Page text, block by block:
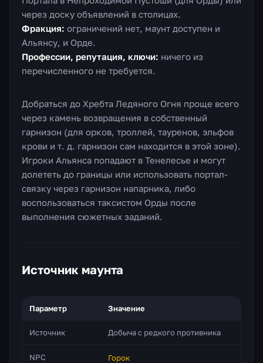
через доску объявлений в столицах.
Фракция: ограничений нет, маунт доступен и
Альянсу, и Орде.
Профессии, репутация, ключи: ничего из
перечисленного не требуется.
Добраться до Хребта Ледяного Огня проще всего
через камень возвращения в собственный
гарнизон (для орков, троллей, тауренов, эльфов
крови и т. д. гарнизон сам находится в этой зоне).
Игроки Альянса попадают в Тенелесье и могут
долететь до границы или использовать портал-
связку через гарнизон напарника, либо
воспользоваться таксистом Орды после
выполнения сюжетных заданий.
Источник маунта
Параметр Значение
Источник Добыча с редкого противника
NPC Горок